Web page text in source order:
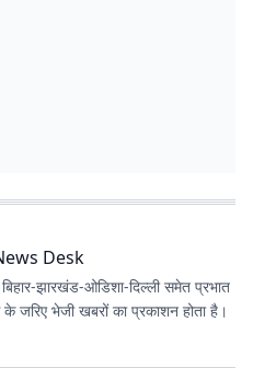
Desk
झारखंड-ओडिशा-दिल्‍ली समेत प्रभात
जरिए भेजी खबरों का प्रकाशन होता है।